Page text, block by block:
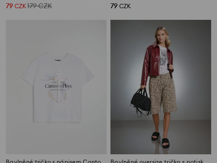
79 CZK179CZK 79 CZK